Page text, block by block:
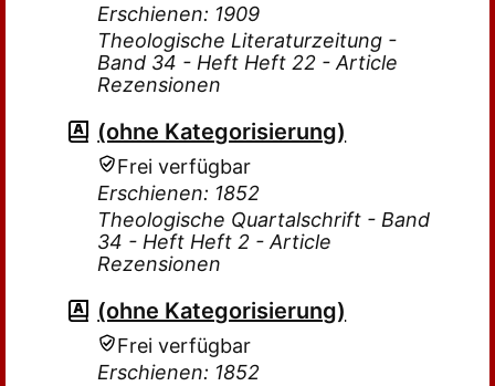
Erschienen: 1909
Theologische Literaturzeitung -
Band 34 - Heft Heft 22 - Article
Rezensionen
(ohne Kategorisierung)
Frei verfügbar
Erschienen: 1852
Theologische Quartalschrift - Band
34 - Heft Heft 2 - Article
Rezensionen
(ohne Kategorisierung)
Frei verfügbar
Erschienen: 1852